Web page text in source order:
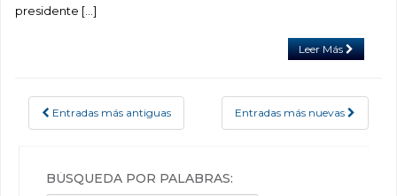
presidente […]
Leer Más
POSTS NAVIGATION
Entradas más antiguas Entradas más nuevas
BÚSQUEDA POR PALABRAS: